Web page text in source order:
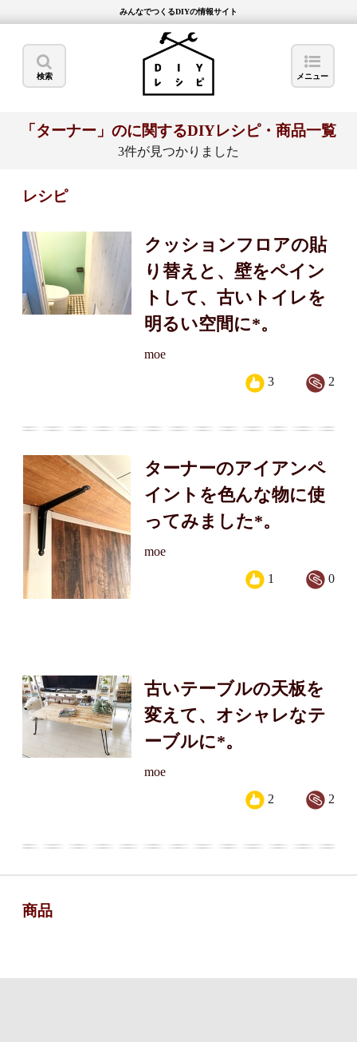
みんなでつくるDIYの情報サイト
検索 メニュー
「ターナー」のに関するDIYレシピ・商品一覧
3件が見つかりました
レシピ
クッションフロアの貼
り替えと、壁をペイン
トして、古いトイレを
明るい空間に*。
moe
2
3
ターナーのアイアンペ
イントを色んな物に使
ってみました*。
moe
0
1
古いテーブルの天板を
変えて、オシャレなテ
ーブルに*。
moe
2
2
商品